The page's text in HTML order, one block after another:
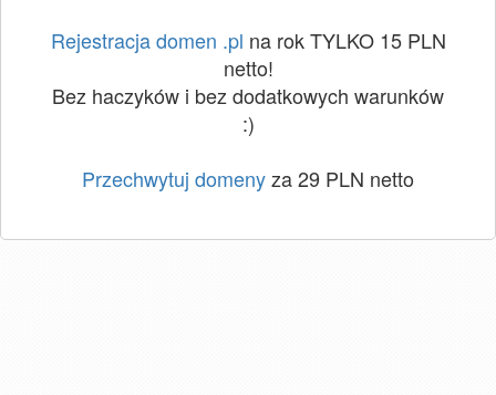
Rejestracja domen .pl na rok TYLKO 15 PLN
netto!
Bez haczyków i bez dodatkowych warunków
:)
Przechwytuj domenyza 29 PLN netto